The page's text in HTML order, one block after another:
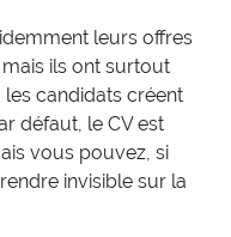
leurs offres
ils ont surtout
les candidats créent
défaut, le CV est
vous pouvez, si
invisible sur la